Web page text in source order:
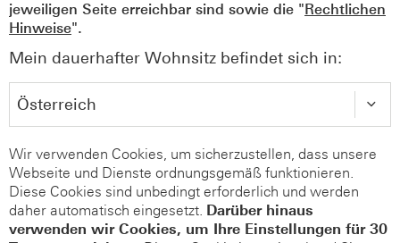
jeweiligen Seite erreichbar sind sowie die "Rechtlichen
Hinweise".
Mein dauerhafter Wohnsitz befindet sich in:
Wir verwenden Cookies, um sicherzustellen, dass unsere
Webseite und Dienste ordnungsgemäß funktionieren.
Diese Cookies sind unbedingt erforderlich und werden
daher automatisch eingesetzt. Darüber hinaus
verwenden wir Cookies, um Ihre Einstellungen für 30